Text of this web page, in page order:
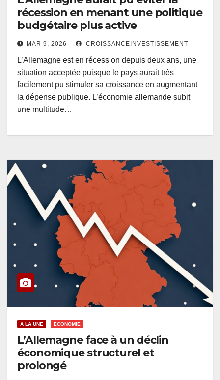
récession en menant une politique
budgétaire plus active
MAR 9, 2026 CROISSANCEINVESTISSEMENT
L’Allemagne est en récession depuis deux ans, une
situation acceptée puisque le pays aurait très
facilement pu stimuler sa croissance en augmentant
la dépense publique. L’économie allemande subit
une multitude…
A LA UNE ECONOMIE
L’Allemagne face à un déclin
économique structurel et
prolongé